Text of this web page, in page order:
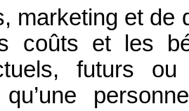
marketing et de
coûts et les
futurs
qu’une